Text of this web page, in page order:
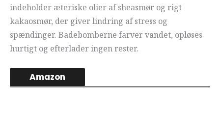
indeholder æteriske olier af sheasmør og rigt
kakaosmør, der giver lindring af stress og
spændinger. Badebomberne farver vandet, opløses
hurtigt og efterlader ingen rester.
Amazon